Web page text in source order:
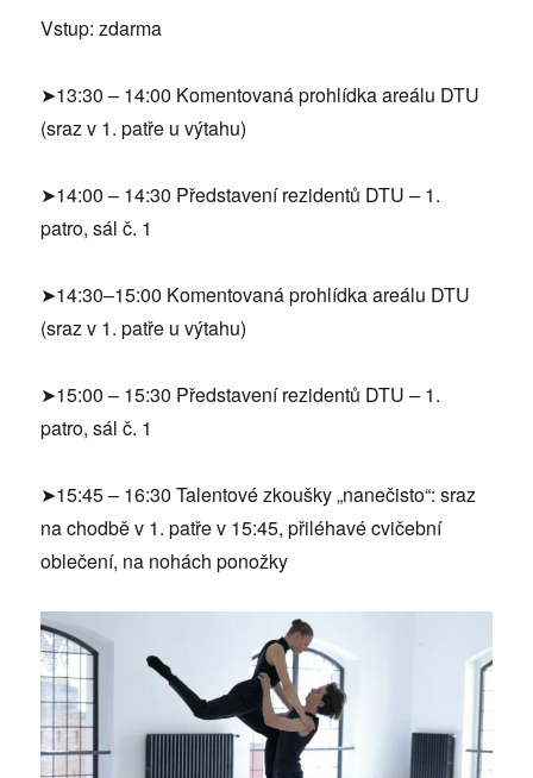
Vstup: zdarma
➤13:30 – 14:00 Komentovaná prohlídka areálu DTU
(sraz v 1. patře u výtahu)
➤14:00 – 14:30 Představení rezidentů DTU – 1.
patro, sál č. 1
➤14:30–15:00 Komentovaná prohlídka areálu DTU
(sraz v 1. patře u výtahu)
➤15:00 – 15:30 Představení rezidentů DTU – 1.
patro, sál č. 1
➤15:45 – 16:30 Talentové zkoušky „nanečisto“: sraz
na chodbě v 1. patře v 15:45, přiléhavé cvičební
oblečení, na nohách ponožky